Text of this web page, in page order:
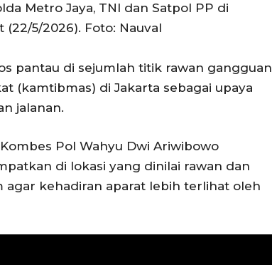
Metro Jaya, TNI dan Satpol PP di
(22/5/2026). Foto: Nauval
pantau di sejumlah titik rawan gangguan
(kamtibmas) di Jakarta sebagai upaya
jalanan.
Pol Wahyu Dwi Ariwibowo
di lokasi yang dinilai rawan dan
agar kehadiran aparat lebih terlihat oleh